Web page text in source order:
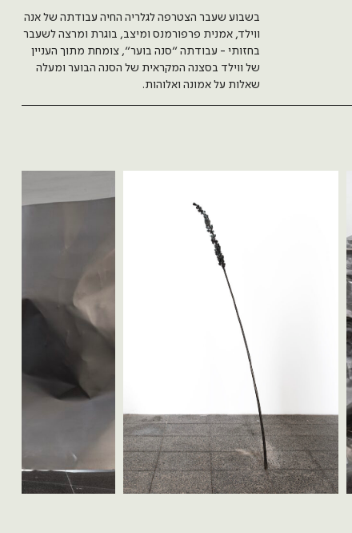
בשבוע שעבר הצטרפה לגלריה החיה עבודתה של אנה
ווילד, אמנית פרפורמנס ומיצב, בוגרת ומרצה לשעבר
בחזותי - עבודתה ״סנה בוער״, צומחת מתוך העניין
של ווילד בסצנה המקראית של הסנה הבוער ומעלה
שאלות על אמונה ואלוהות.